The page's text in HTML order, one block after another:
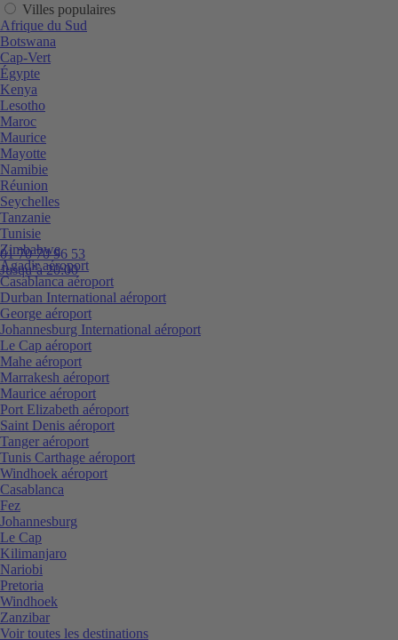
01 70 70 96 53
Jusqu’à 20:00
Villes populaires
Afrique du Sud
Botswana
Cap-Vert
Égypte
Kenya
Lesotho
Maroc
Maurice
Mayotte
Namibie
Réunion
Seychelles
Tanzanie
Tunisie
Zimbabwe
Agadir aéroport
Casablanca aéroport
Durban International aéroport
George aéroport
Johannesburg International aéroport
Le Cap aéroport
Mahe aéroport
Marrakesh aéroport
Maurice aéroport
Port Elizabeth aéroport
Saint Denis aéroport
Tanger aéroport
Tunis Carthage aéroport
Windhoek aéroport
Casablanca
Fez
Johannesburg
Le Cap
Kilimanjaro
Nariobi
Pretoria
Windhoek
Zanzibar
Voir toutes les destinations